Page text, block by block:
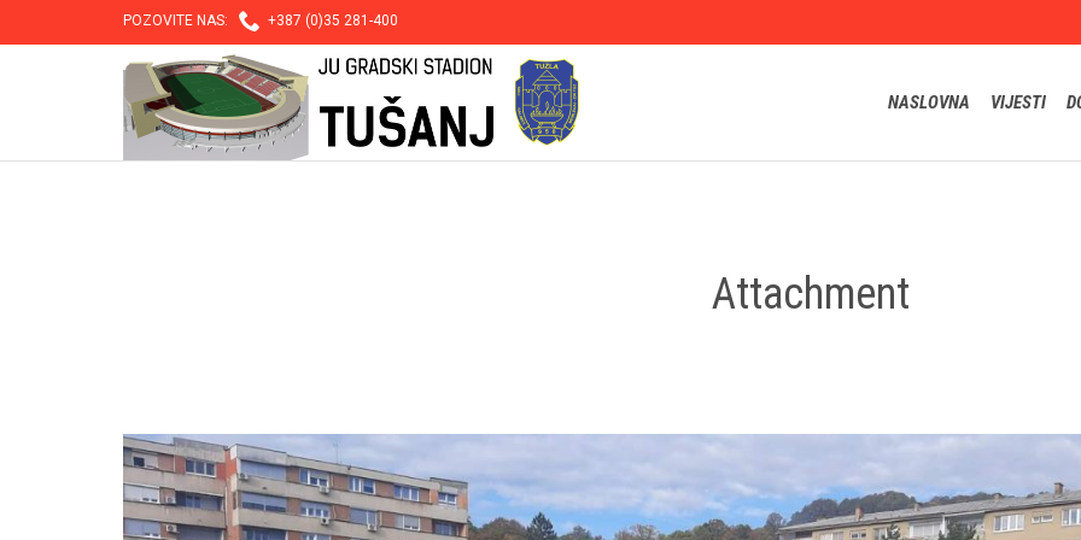
POZOVITE NAS:  +387 (0)35 281-400
NASLOVNA VIJESTI
Attachment